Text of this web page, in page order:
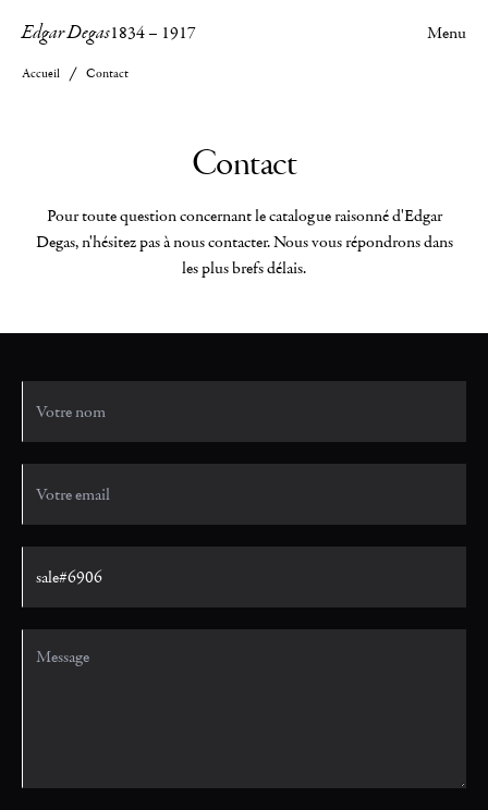
Edgar Degas1834– 1917 Menu
Accueil Contact
Contact
Pour toute question concernant le catalogue raisonné d'Edgar
Degas, n'hésitez pas à nous contacter. Nous vous répondrons dans
les plus brefs délais.